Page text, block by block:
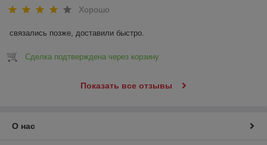
Хорошо
связались позже, доставили быстро.
Сделка подтверждена через корзину
Показать все отзывы
О нас